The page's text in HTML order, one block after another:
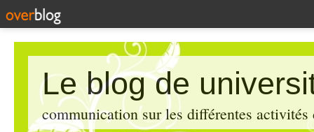
Le blog de
communication sur les différentes